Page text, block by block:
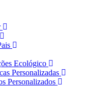
Ecológico
Personalizadas
Personalizados